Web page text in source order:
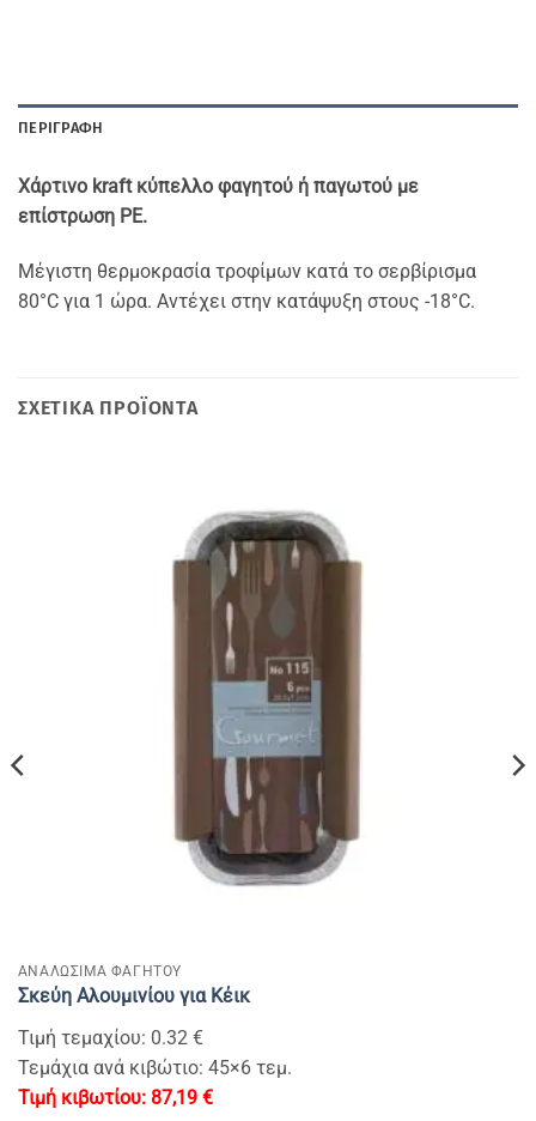
ΠΕΡΙΓΡΑΦΉ
Χάρτινο kraft κύπελλο φαγητού ή παγωτού με
επίστρωση PE.
Μέγιστη θερμοκρασία τροφίμων κατά το σερβίρισμα
80°C για 1 ώρα. Αντέχει στην κατάψυξη στους -18°C.
ΣΧΕΤΙΚΆ ΠΡΟΪΌΝΤΑ
ΑΝΑΛΩΣΙΜΑ ΦΑΓΗΤΟΥ
Σκεύη Αλουμινίου για Κέικ
Τιμή τεμαχίου: 0.32 €
Τεμάχια ανά κιβώτιο: 45×6 τεμ.
87,19 €